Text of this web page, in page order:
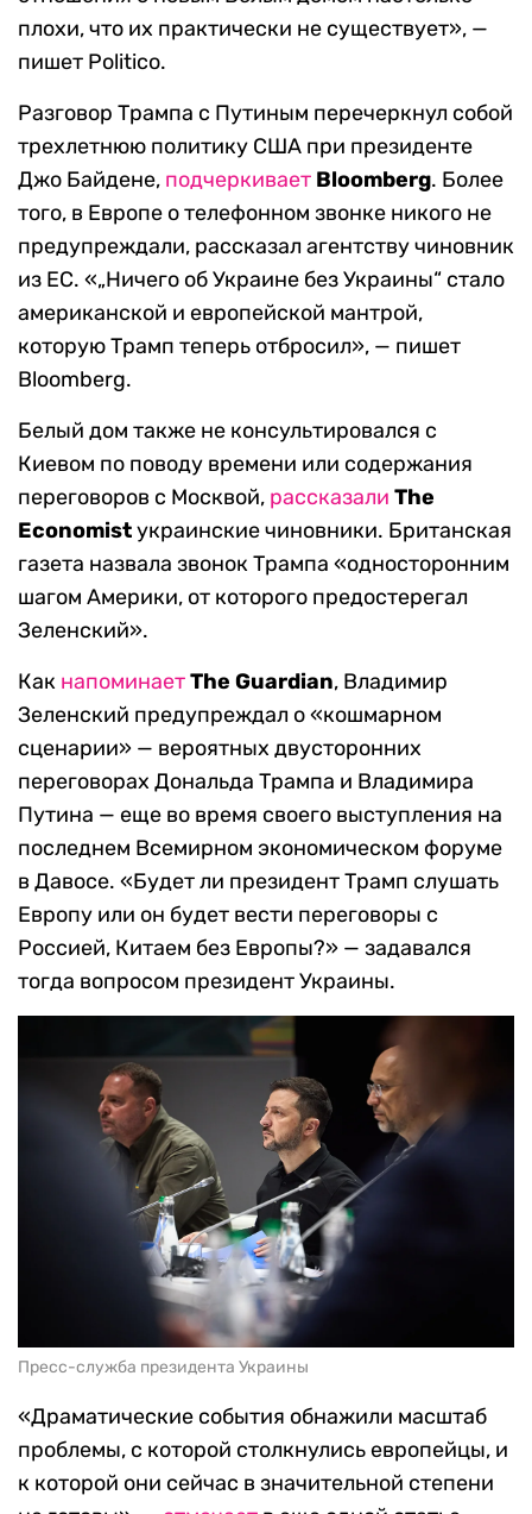
плохи, что их практически не существует», —
пишет Politico.
Разговор Трампа с Путиным перечеркнул собой
трехлетнюю политику США при президенте
Джо Байдене, подчеркивает Bloomberg. Более
того, в Европе о телефонном звонке никого не
предупреждали, рассказал агентству чиновник
из ЕС. «„Ничего об Украине без Украины“ стало
американской и европейской мантрой,
которую Трамп теперь отбросил», — пишет
Bloomberg.
Белый дом также не консультировался с
Киевом по поводу времени или содержания
переговоров с Москвой, рассказали The
Economistукраинские чиновники. Британская
газета назвала звонок Трампа «односторонним
шагом Америки, от которого предостерегал
Зеленский».
Как напоминаетThe Guardian, Владимир
Зеленский предупреждал о «кошмарном
сценарии» — вероятных двусторонних
переговорах Дональда Трампа и Владимира
Путина — еще во время своего выступления на
последнем Всемирном экономическом форуме
в Давосе. «Будет ли президент Трамп слушать
Европу или он будет вести переговоры с
Россией, Китаем без Европы?» — задавался
тогда вопросом президент Украины.
Пресс-служба президента Украины
«Драматические события обнажили масштаб
проблемы, с которой столкнулись европейцы, и
к которой они сейчас в значительной степени